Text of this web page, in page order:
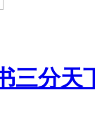
三分天